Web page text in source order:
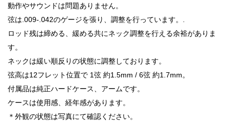
動作やサウンドは問題ありません。
弦は.009-.042のゲージを張り、調整を行っています。.
ロッド残は締める、緩める共にネック調整を行える余裕がありま
す。
ネックは緩い順反りの状態に調整しております。
弦高は12フレット位置で 1弦 約1.5mm / 6弦 約1.7mm。
付属品は純正ハードケース、アームです。
ケースは使用感、経年感があります。
＊外観の状態は写真にて確認ください。